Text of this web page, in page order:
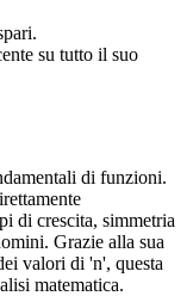
su tutto il suo
di funzioni.
di crescita, simmetria
Grazie alla sua
valori di 'n', questa
matematica.